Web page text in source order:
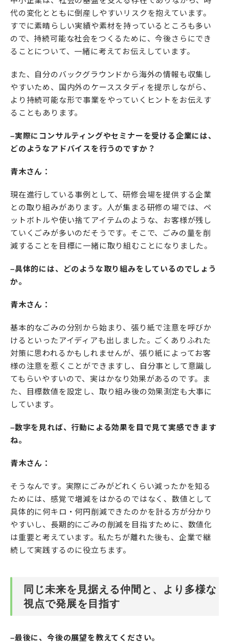
代の変化とともに倒産しやすいリスクを抱えています。
すでに素晴らしい実績や素材を持っているところも多い
ので、持続可能な社会をつくるために、今後さらにでき
ることについて、一緒に考えてお伝えしています。
また、自分のバックグラウンドから海外の情報も収集し
やすいため、国内外のケーススタディを提示しながら、
より持続可能な形で事業をやっていくヒントをお伝えす
ることもあります。
–実際にコンサルティングやセミナーを受ける企業には、
どのようなアドバイスを行うのですか？
青木さん：
現在進行している事例として、研修会場を提供する企業
との取り組みがあります。人が集まる研修の場では、ペ
ットボトルや使い捨てアイテムのような、お客様が残し
ていくごみが多いのだそうです。そこで、ごみの量を削
減することを目標に一緒に取り組むことになりました。
–具体的には、どのような取り組みをしているのでしょう
か。
青木さん：
基本的なごみの分別から始まり、張り紙で注意を呼びか
けるといったアイディアも出しました。ごくありふれた
対策に思われるかもしれませんが、張り紙によってお客
様の注意を惹くことができますし、自分事として意識し
てもらいやすいので、実はかなり効果があるのです。ま
た、目標数値を設定し、取り組み後の効果測定も大事に
しています。
–数字を見れば、行動による効果を目で見て実感できます
ね。
青木さん：
そうなんです。実際にごみがどれくらい減ったかを知る
ためには、感覚で増減をはかるのではなく、数値として
具体的に何キロ・何円削減できたのかを計る方が分かり
やすいし、長期的にごみの削減を目指すために、数値化
は重要と考えています。私たちが離れた後も、企業で継
続して実践するのに役立ちます。
同じ未来を見据える仲間と、より多様な
視点で発展を目指す
–最後に、今後の展望を教えてください。